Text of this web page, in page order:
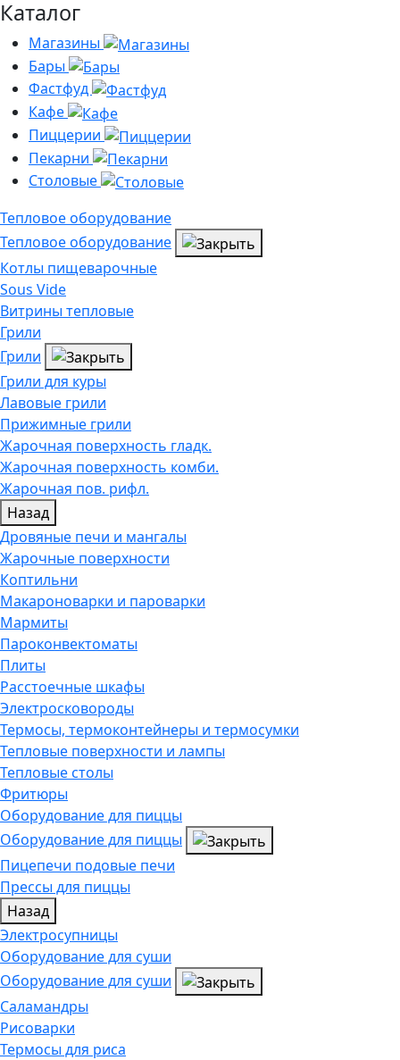
Каталог
Магазины
Бары
Фастфуд
Кафе
Пиццерии
Пекарни
Столовые
Тепловое оборудование
Тепловое оборудование
Котлы пищеварочные
Sous Vide
Витрины тепловые
Грили
Грили
Грили для куры
Лавовые грили
Прижимные грили
Жарочная поверхность гладк.
Жарочная поверхность комби.
Жарочная пов. рифл.
Назад
Дровяные печи и мангалы
Жарочные поверхности
Коптильни
Макароноварки и пароварки
Мармиты
Пароконвектоматы
Плиты
Расстоечные шкафы
Электросковороды
Термосы, термоконтейнеры и термосумки
Тепловые поверхности и лампы
Тепловые столы
Фритюры
Оборудование для пиццы
Оборудование для пиццы
Пицепечи подовые печи
Прессы для пиццы
Назад
Электросупницы
Оборудование для суши
Оборудование для суши
Саламандры
Рисоварки
Термосы для риса